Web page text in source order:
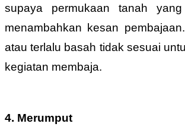
supaya permukaan tanah
menambahkan kesan
atau terlalu basah tidak sesuai
kegiatan membaja.
4. Merumput